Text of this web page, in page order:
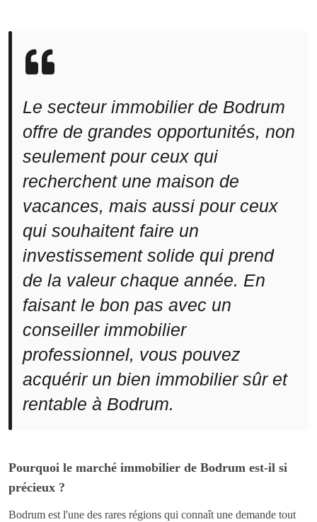
Le secteur immobilier de Bodrum
offre de grandes opportunités, non
seulement pour ceux qui
recherchent une maison de
vacances, mais aussi pour ceux
qui souhaitent faire un
investissement solide qui prend
de la valeur chaque année. En
faisant le bon pas avec un
conseiller immobilier
professionnel, vous pouvez
acquérir un bien immobilier sûr et
rentable à Bodrum.
Pourquoi le marché immobilier de Bodrum est-il si
précieux ?
Bodrum est l'une des rares régions qui connaît une demande tout